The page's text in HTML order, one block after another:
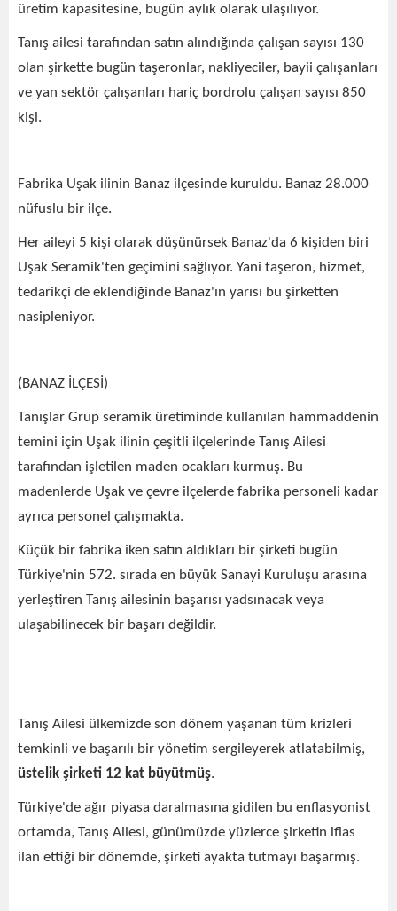
üretim kapasitesine, bugün aylık olarak ulaşılıyor.
Tanış ailesi tarafından satın alındığında çalışan sayısı 130
olan şirkette bugün taşeronlar, nakliyeciler, bayii çalışanları
ve yan sektör çalışanları hariç bordrolu çalışan sayısı 850
kişi.
Fabrika Uşak ilinin Banaz ilçesinde kuruldu. Banaz 28.000
nüfuslu bir ilçe.
Her aileyi 5 kişi olarak düşünürsek Banaz'da 6 kişiden biri
Uşak Seramik'ten geçimini sağlıyor. Yani taşeron, hizmet,
tedarikçi de eklendiğinde Banaz'ın yarısı bu şirketten
nasipleniyor.
(BANAZ İLÇESİ)
Tanışlar Grup seramik üretiminde kullanılan hammaddenin
temini için Uşak ilinin çeşitli ilçelerinde Tanış Ailesi
tarafından işletilen maden ocakları kurmuş. Bu
madenlerde Uşak ve çevre ilçelerde fabrika personeli kadar
ayrıca personel çalışmakta.
Küçük bir fabrika iken satın aldıkları bir şirketi bugün
Türkiye'nin 572. sırada en büyük Sanayi Kuruluşu arasına
yerleştiren Tanış ailesinin başarısı yadsınacak veya
ulaşabilinecek bir başarı değildir.
Tanış Ailesi ülkemizde son dönem yaşanan tüm krizleri
temkinli ve başarılı bir yönetim sergileyerek atlatabilmiş,
üstelik şirketi 12 kat büyütmüş.
Türkiye'de ağır piyasa daralmasına gidilen bu enflasyonist
ortamda, Tanış Ailesi, günümüzde yüzlerce şirketin iflas
ilan ettiği bir dönemde, şirketi ayakta tutmayı başarmış.